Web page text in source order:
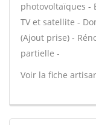
photovoltaïques -
TV et satellite -
(Ajout prise) -
partielle -
Voir la fiche